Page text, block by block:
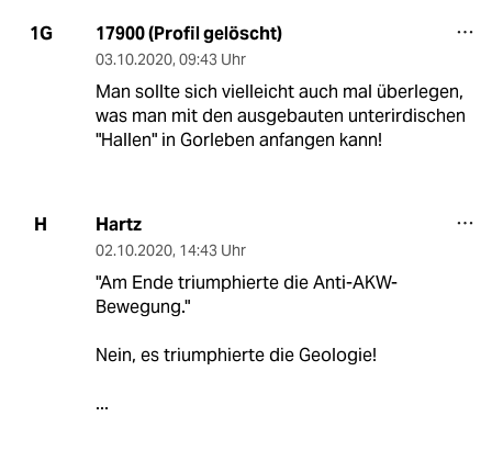
1G 17900 (Profil gelöscht)
03.10.2020, 09:43 Uhr
Man sollte sich vielleicht auch mal überlegen,
was man mit den ausgebauten unterirdischen
"Hallen" in Gorleben anfangen kann!
H Hartz
02.10.2020, 14:43 Uhr
"Am Ende triumphierte die Anti-AKW-
Bewegung."
Nein, es triumphierte die Geologie!
...